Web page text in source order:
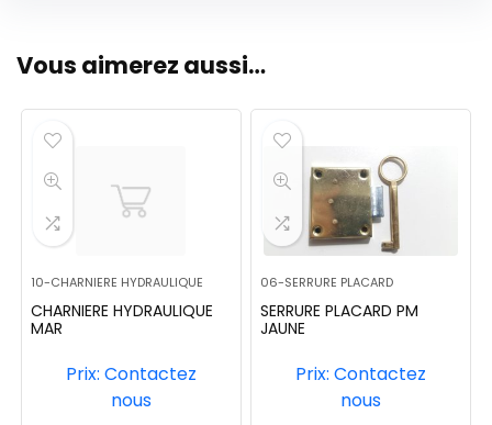
Vous aimerez aussi…
10-CHARNIERE HYDRAULIQUE
CHARNIERE HYDRAULIQUE
MAR
Prix: Contactez
nous
06-SERRURE PLACARD
SERRURE PLACARD PM
JAUNE
Prix: Contactez
nous